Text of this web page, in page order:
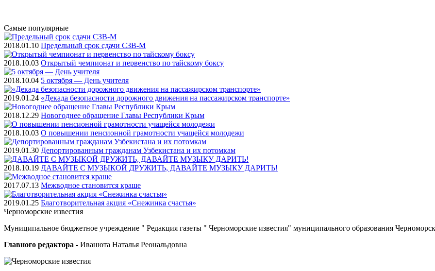
Самые популярные
2018.01.10 Предельный срок сдачи СЗВ-М
2018.10.03 Открытый чемпионат и первенство по тайскому боксу
2018.10.04 5 октября — День учителя
2019.01.24 «Декада безопасности дорожного движения на пассажирском транспорте»
2018.12.29 Новогоднее обращение Главы Республики Крым
2018.10.03 О повышении пенсионной грамотности учащейся молодежи
2019.01.30 Депортированным гражданам Узбекистана и их потомкам
2018.10.19 ДАВАЙТЕ С МУЗЫКОЙ ДРУЖИТЬ, ДАВАЙТЕ МУЗЫКУ ДАРИТЬ!
2017.07.13 Межводное становится краше
2019.01.25 Благотворительная акция «Снежинка счастья»
Черноморские известия
Муниципальное бюджетное учреждение " Редакция газеты " Черноморские известия" муниципального образования
Главного редактора - Иванюта Наталья Реональдовна